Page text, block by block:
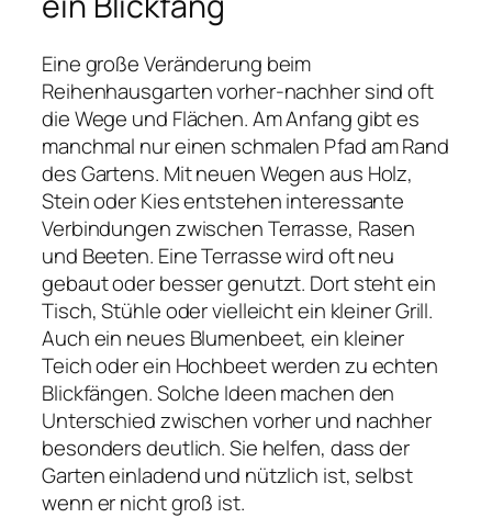
Eine große Veränderung beim
Reihenhausgarten vorher-nachher sind oft
die Wege und Flächen. Am Anfang gibt es
manchmal nur einen schmalen Pfad am Rand
des Gartens. Mit neuen Wegen aus Holz,
Stein oder Kies entstehen interessante
Verbindungen zwischen Terrasse, Rasen
und Beeten. Eine Terrasse wird oft neu
gebaut oder besser genutzt. Dort steht ein
Tisch, Stühle oder vielleicht ein kleiner Grill.
Auch ein neues Blumenbeet, ein kleiner
Teich oder ein Hochbeet werden zu echten
Blickfängen. Solche Ideen machen den
Unterschied zwischen vorher und nachher
besonders deutlich. Sie helfen, dass der
Garten einladend und nützlich ist, selbst
wenn er nicht groß ist.